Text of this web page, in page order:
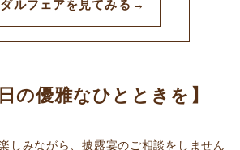
ルフェアを見てみる
の優雅なひとときを】
しみながら、披露宴のご相談をしません